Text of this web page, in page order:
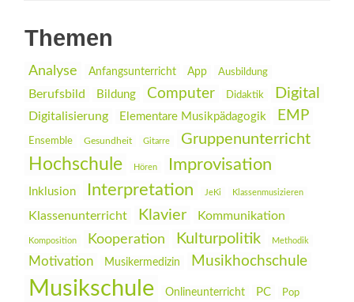
Themen
Analyse Anfangsunterricht App Ausbildung
Berufsbild Bildung Computer Didaktik Digital
Digitalisierung Elementare Musikpädagogik EMP
Ensemble Gesundheit Gitarre Gruppenunterricht
Hochschule Hören Improvisation
Inklusion Interpretation JeKi Klassenmusizieren
Klassenunterricht Klavier Kommunikation
Komposition Kooperation Kulturpolitik Methodik
Motivation Musikermedizin Musikhochschule
Musikschule Onlineunterricht PC Pop